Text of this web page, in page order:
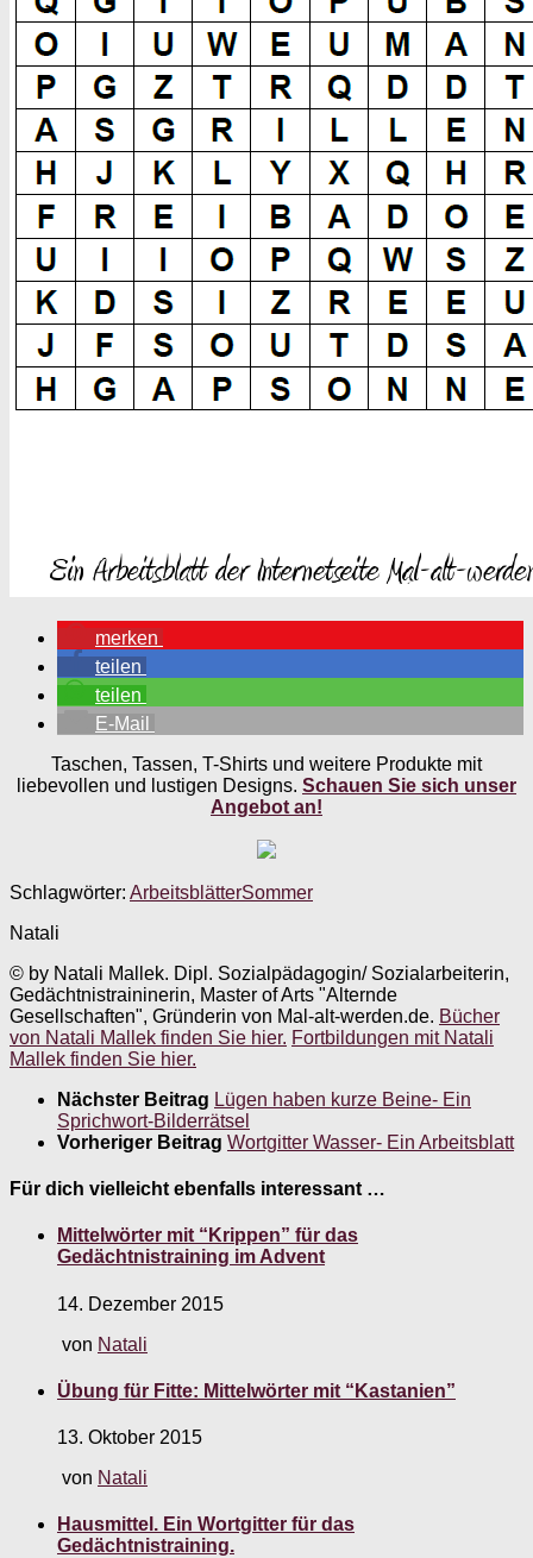
merken
teilen
teilen
E-Mail
Taschen, Tassen, T-Shirts und weitere Produkte mit
liebevollen und lustigen Designs. Schauen Sie sich unser
Angebot an!
Schlagwörter: ArbeitsblätterSommer
Natali
© by Natali Mallek. Dipl. Sozialpädagogin/ Sozialarbeiterin,
Gedächtnistraininerin, Master of Arts "Alternde
Gesellschaften", Gründerin von Mal-alt-werden.de. Bücher
von Natali Mallek finden Sie hier. Fortbildungen mit Natali
Mallek finden Sie hier.
Nächster Beitrag Lügen haben kurze Beine- Ein
Sprichwort-Bilderrätsel
Vorheriger Beitrag Wortgitter Wasser- Ein Arbeitsblatt
Für dich vielleicht ebenfalls interessant …
Mittelwörter mit “Krippen” für das
Gedächtnistraining im Advent
14. Dezember 2015
von Natali
Übung für Fitte: Mittelwörter mit “Kastanien”
13. Oktober 2015
von Natali
Hausmittel. Ein Wortgitter für das
Gedächtnistraining.